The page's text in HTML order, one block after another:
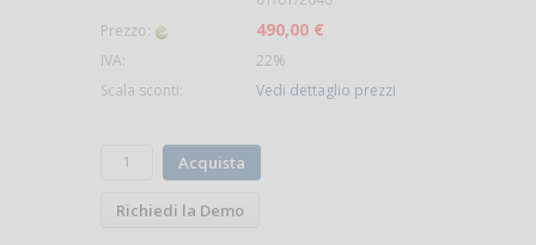
Prezzo:
490,00 €
IVA:
22%
Scala sconti:
Vedi dettaglio prezzi
Acquista
Richiedi la Demo